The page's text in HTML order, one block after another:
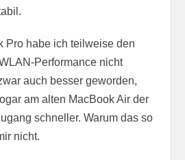
Pro habe ich teilweise den
Performance nicht
auch besser geworden,
am alten MacBook Air der
schneller. Warum das so
nicht.